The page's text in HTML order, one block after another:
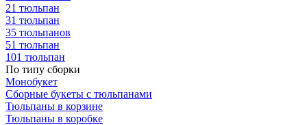
21 тюльпан
31 тюльпан
35 тюльпанов
51 тюльпан
101 тюльпан
По типу сборки
Монобукет
Сборные букеты с тюльпанами
Тюльпаны в корзине
Тюльпаны в коробке